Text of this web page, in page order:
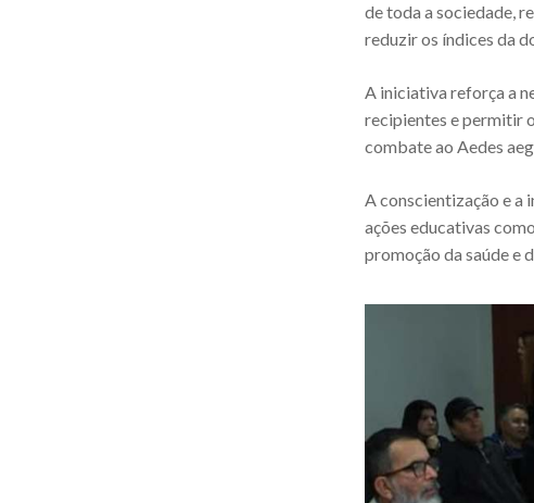
de toda a sociedade,
reduzir os índices da
A iniciativa reforça a
recipientes e permitir
combate ao Aedes
A conscientização e a
ações educativas
promoção da saúde e